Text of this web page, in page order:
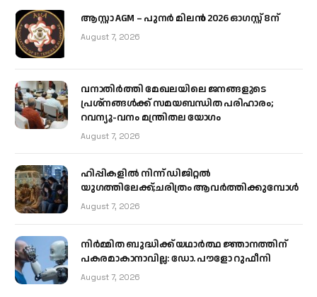
ആസ്റ്റാ AGM – പുനർ മിലൻ 2026 ഓഗസ്റ്റ് 8ന്
August 7, 2026
വനാതിർത്തി മേഖലയിലെ ജനങ്ങളുടെ
പ്രശ്നങ്ങൾക്ക് സമയബന്ധിത പരിഹാരം;
റവന്യൂ-വനം മന്ത്രിതല യോഗം
August 7, 2026
ഹിപ്പികളില്‍ നിന്ന് ഡിജിറ്റല്‍
യുഗത്തിലേക്ക്;ചരിത്രം ആവര്‍ത്തിക്കുമ്പോള്‍
August 7, 2026
നിർമ്മിത ബുദ്ധിക്ക് യഥാർത്ഥ ജ്ഞാനത്തിന്
പകരമാകാനാവില്ല: ഡോ. പൗളോ റുഫീനി
August 7, 2026